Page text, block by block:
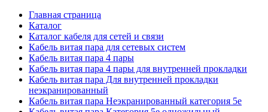
Главная страница
Каталог
Каталог кабеля для сетей и связи
Кабель витая пара для сетевых систем
Кабель витая пара 4 пары
Кабель витая пара 4 пары для внутренней прокладки
Кабель витая пара Для внутренней прокладки
неэкранированный
Кабель витая пара Неэкранированный категория 5е